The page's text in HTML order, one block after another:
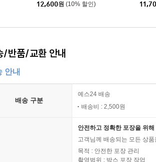
12,600원 (10% 할인)
/반품/교환 안내
안내
배송 구분
예스24 배송
배송비 : 2,500원
안전하고 정확한 포장을 위
고객님께 배송되는 모든 상
목적 : 안전한 포장 관리
촬영범위 : 박스 포장 작업